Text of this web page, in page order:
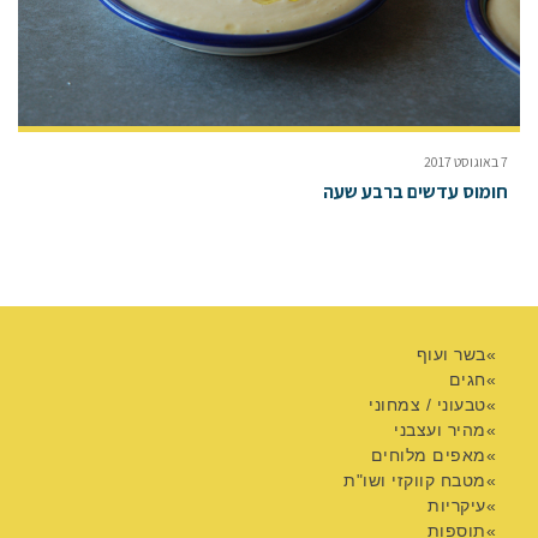
7 באוגוסט 2017
חומוס עדשים ברבע שעה
בשר ועוף
חגים
טבעוני / צמחוני
מהיר ועצבני
מאפים מלוחים
מטבח קווקזי ושו"ת
עיקריות
תוספות